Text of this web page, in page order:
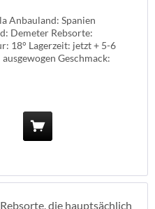
Anbauland: Spanien
Demeter Rebsorte:
18° Lagerzeit: jetzt + 5-6
Geschmack:
Tappas Vegan: JA Prämierung:
Säure (g/l): 5,1 Biokontrolle:
die hauptsächlich